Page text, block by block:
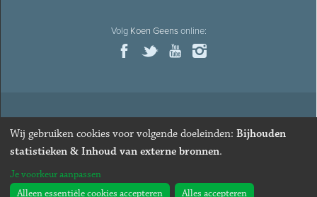
Volg Koen Geensonline:
© 2026Oud-minister en ere-volksvertegenwoordiger Koen
· Alle rechten voorbehouden · Cookies wijzigen
Webdesign&website ontwikkelingdoor Zenjoy in Leuven
Wij gebruiken cookies voor volgende doeleinden: Bijhouden
statistieken & Inhoud van externe bronnen.
Je voorkeur aanpassen
Alleen essentiële cookies accepteren
Alles accepteren